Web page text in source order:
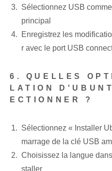
Sélectionnez USB
principal
Enregistrez les
r ⁣avec⁤ le port USB
6. QUELLES
LATION
ECTIONNER ?
Sélectionnez « Installer
marrage de la clé USB
Choisissez la langue
staller